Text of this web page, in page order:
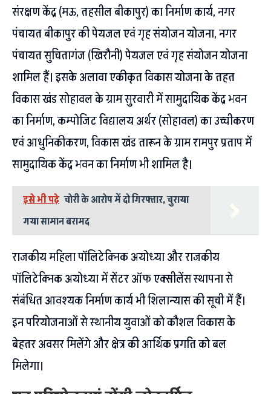
संरक्षण केंद्र (मऊ, तहसील बीकापुर) का निर्माण कार्य, नगर
पंचायत बीकापुर की पेयजल एवं गृह संयोजन योजना, नगर
पंचायत सुचितागंज (खिरौनी) पेयजल एवं गृह संयोजन योजना
शामिल हैं। इसके अलावा एकीकृत विकास योजना के तहत
विकास खंड सोहावल के ग्राम सुरवारी में सामुदायिक केंद्र भवन
का निर्माण, कम्पोजिट विद्यालय अर्थर (सोहावल) का उच्चीकरण
एवं आधुनिकीकरण, विकास खंड तारून के ग्राम रामपुर प्रताप में
सामुदायिक केंद्र भवन का निर्माण भी शामिल है।
इसे भी पढ़े चोरी के आरोप में दो गिरफ्तार, चुराया
गया सामान बरामद
राजकीय महिला पॉलिटेक्निक अयोध्या और राजकीय
पॉलिटेक्निक अयोध्या में सेंटर ऑफ एक्सीलेंस स्थापना से
संबंधित आवश्यक निर्माण कार्य भी शिलान्यास की सूची में हैं।
इन परियोजनाओं से स्थानीय युवाओं को कौशल विकास के
बेहतर अवसर मिलेंगे और क्षेत्र की आर्थिक प्रगति को बल
मिलेगा।